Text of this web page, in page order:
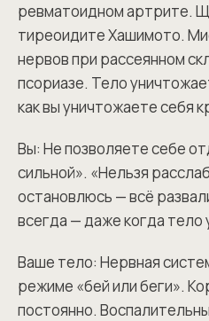
ревматоидном артрите.
тиреоидите Хашимото.
нервов при рассеянном
псориазе. Тело
как вы уничтожаете себя
Вы: Не позволяете себе
сильной». «Нельзя
остановлюсь — всё
всегда — даже когда тело
Ваше тело: Нервная
режиме «бей или беги».
постоянно.